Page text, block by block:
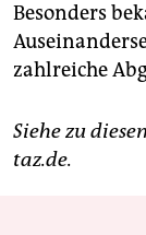
Besonders
zahlreiche
Siehe zu
taz.de.